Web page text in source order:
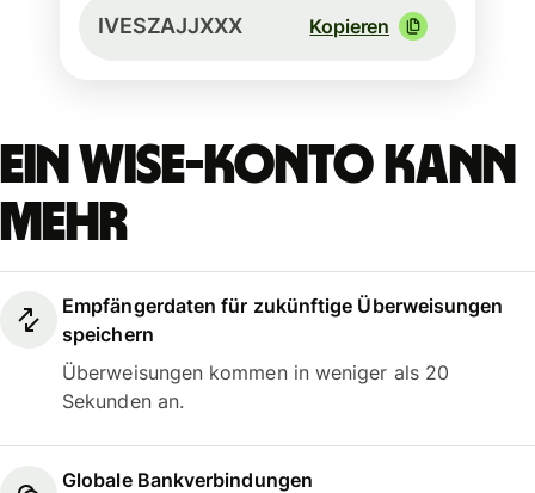
IVESZAJJXXX Kopieren
Ein Wise-Konto kann
mehr
Empfängerdaten für zukünftige Überweisungen
speichern
Überweisungen kommen in weniger als 20
Sekunden an.
Globale Bankverbindungen